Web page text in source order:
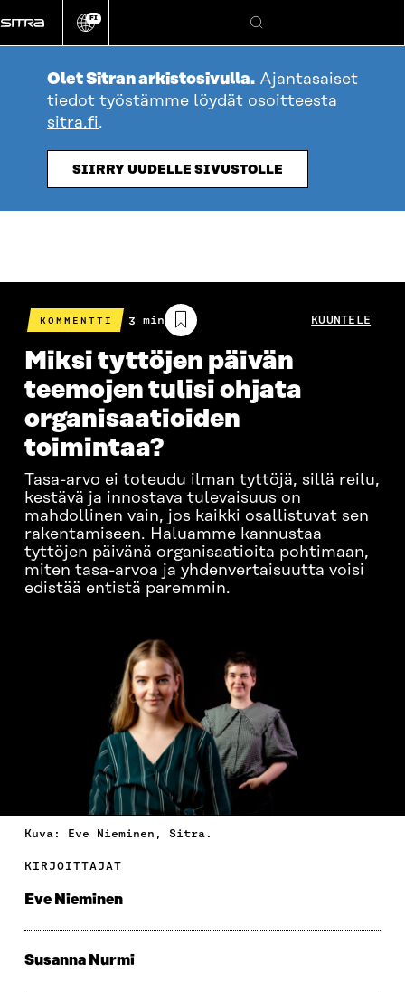
suoraan
sisältöön
Vaihda
kieli
FI
Hae
Olet Sitran arkistosivulla. Ajantasaiset
tiedot työstämme löydät osoitteesta
sitra.fi.
SIIRRY UUDELLE SIVUSTOLLE
KOMMENTTI
Arvioitu
lukuaika
3 min KUUNTELE
Miksi tyttöjen päivän
teemojen tulisi ohjata
organisaatioiden
toimintaa?
Tasa-arvo ei toteudu ilman tyttöjä, sillä reilu,
kestävä ja innostava tulevaisuus on
mahdollinen vain, jos kaikki osallistuvat sen
rakentamiseen. Haluamme kannustaa
tyttöjen päivänä organisaatioita pohtimaan,
miten tasa-arvoa ja yhdenvertaisuutta voisi
edistää entistä paremmin.
Kuva: Eve Nieminen, Sitra.
KIRJOITTAJAT
Eve Nieminen
Susanna Nurmi